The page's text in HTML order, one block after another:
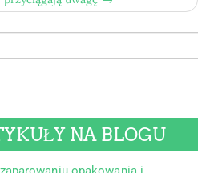
NA BLOGU